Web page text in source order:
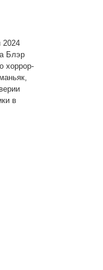
2024
Блэр
хоррор-
в